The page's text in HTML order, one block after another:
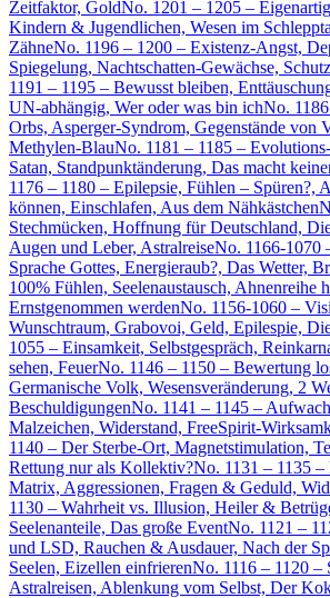
Zeitfaktor, GoldNo. 1201 – 1205 –
Kindern & Jugendlichen, Wesen im
ZähneNo. 1196 – 1200 – Existenz-Angst,
Spiegelung, Nachtschatten-Gewächse,
1191 – 1195 – Bewusst bleiben,
UN-abhängig, Wer oder was bin ichNo.
Orbs, Asperger-Syndrom, Gegenstände von
Methylen-BlauNo. 1181 – 1185 –
Satan, Standpunktänderung, Das macht
1176 – 1180 – Epilepsie, Fühlen – Spüren?,
können, Einschlafen, Aus dem Nähkästchen
Stechmücken, Hoffnung für Deutschland,
Augen und Leber, AstralreiseNo. 1166-1070
Sprache Gottes, Energieraub?, Das Wetter,
100% Fühlen, Seelenaustausch, Ahnenreihe
Ernstgenommen werdenNo. 1156-1060 –
Wunschtraum, Grabovoi, Geld, Epilespie,
1055 – Einsamkeit, Selbstgespräch,
sehen, FeuerNo. 1146 – 1150 – Bewertung
Germanische Volk, Wesensveränderung, 2
BeschuldigungenNo. 1141 – 1145 –
Malzeichen, Widerstand, FreeSpirit-
1140 – Der Sterbe-Ort, Magnetstimulation,
Rettung nur als Kollektiv?No. 1131 – 1135 –
Matrix, Aggressionen, Fragen & Geduld,
1130 – Wahrheit vs. Illusion, Heiler &
Seelenanteile, Das große EventNo. 1121 –
und LSD, Rauchen & Ausdauer, Nach der
Seelen, Eizellen einfrierenNo. 1116 – 1120 –
Astralreisen, Ablenkung vom Selbst, Der